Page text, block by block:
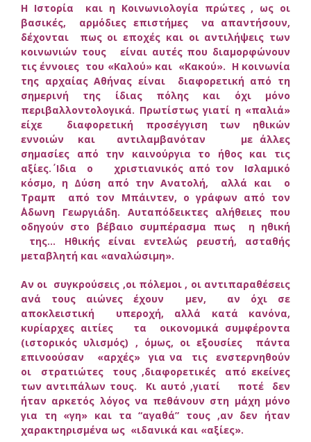
Η Ιστορία και η Κοινωνιολογία πρώτες , ως οι
βασικές, αρμόδιες επιστήμες να απαντήσουν,
δέχονται πως οι εποχές και οι αντιλήψεις των
κοινωνιών τους είναι αυτές που διαμορφώνουν
τις έννοιες του «Καλού» και «Κακού». Η κοινωνία
της αρχαίας Αθήνας είναι διαφορετική από τη
σημερινή της ίδιας πόλης και όχι μόνο
περιβαλλοντολογικά. Πρωτίστως γιατί η «παλιά»
είχε διαφορετική προσέγγιση των ηθικών
εννοιών και αντιλαμβανόταν με άλλες
σημασίες από την καινούργια το ήθος και τις
αξίες.΄ Ιδια ο χριστιανικός από τον Ισλαμικό
κόσμο, η Δύση από την Ανατολή, αλλά και ο
Τραμπ από τον Μπάιντεν, ο γράφων από τον
΄Αδωνη Γεωργιάδη. Αυταπόδεικτες αλήθειες που
οδηγούν στο βέβαιο συμπέρασμα πως η ηθική
της… Ηθικής είναι εντελώς ρευστή, ασταθής
μεταβλητή και «αναλώσιμη».
Αν οι συγκρούσεις ,οι πόλεμοι , οι αντιπαραθέσεις
ανά τους αιώνες έχουν μεν, αν όχι σε
αποκλειστική υπεροχή, αλλά κατά κανόνα,
κυρίαρχες αιτίες τα οικονομικά συμφέροντα
(ιστορικός υλισμός) , όμως, οι εξουσίες πάντα
επινοούσαν «αρχές» για να τις ενστερνηθούν
οι στρατιώτες τους ,διαφορετικές από εκείνες
των αντιπάλων τους. Κι αυτό ,γιατί ποτέ δεν
ήταν αρκετός λόγος να πεθάνουν στη μάχη μόνο
για τη «γη» και τα “αγαθά” τους ,αν δεν ήταν
χαρακτηρισμένα ως «ιδανικά και «αξίες».